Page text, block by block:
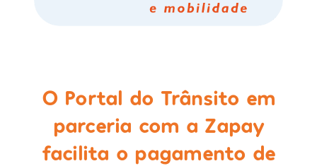
O Portal do Trânsito em
parceria com a Zapay
facilita o pagamento de